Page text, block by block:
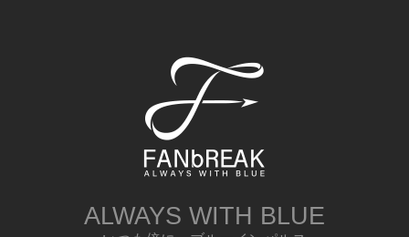
ALWAYS WITH BLUE